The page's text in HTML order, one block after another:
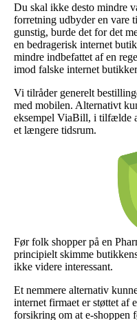
Du skal ikke desto mindre
forretning udbyder en vare
gunstig, burde det for det
en bedragerisk internet
mindre indbefattet af en
imod falske internet
Vi tilråder generelt
med mobilen. Alternativt
eksempel ViaBill, i tilfælde
et længere tidsrum.
Før folk shopper på en
principielt skimme
ikke videre interessant.
Et nemmere alternativ
internet firmaet er støttet af
forsikring om at e-shoppen